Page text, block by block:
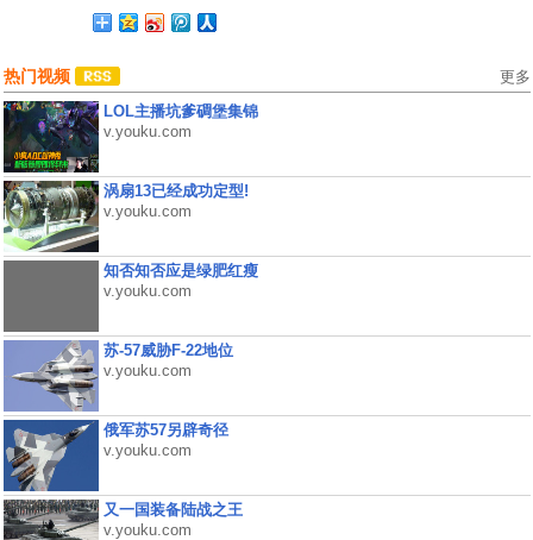
热门视频 更多
LOL主播坑爹碉堡集锦
v.youku.com
涡扇13已经成功定型!
v.youku.com
知否知否应是绿肥红瘦
v.youku.com
苏-57威胁F-22地位
v.youku.com
俄军苏57另辟奇径
v.youku.com
又一国装备陆战之王
v.youku.com